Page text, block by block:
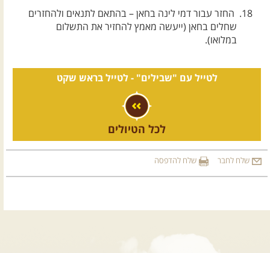
החזר עבור דמי לינה בחאן – בהתאם לתנאים ולהחזרים
שחלים בחאן (ייעשה מאמץ להחזיר את התשלום
במלואו).
לטייל עם "שבילים" -לטייל בראש שקט
לכל הטיולים
שלח לחבר שלח להדפסה